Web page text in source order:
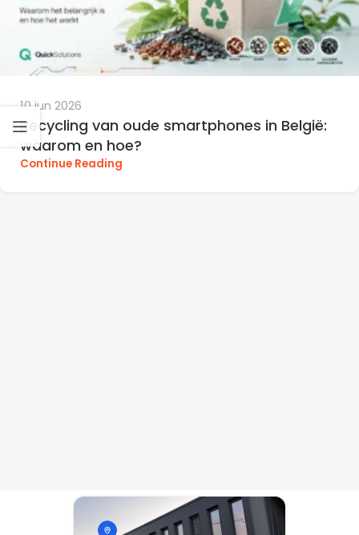
10 jun 2026
Recycling van oude smartphones in België:
waarom en hoe?
Continue Reading